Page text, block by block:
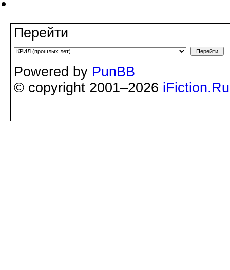
Перейти
Powered by PunBB
© copyright 2001–2026 iFiction.Ru